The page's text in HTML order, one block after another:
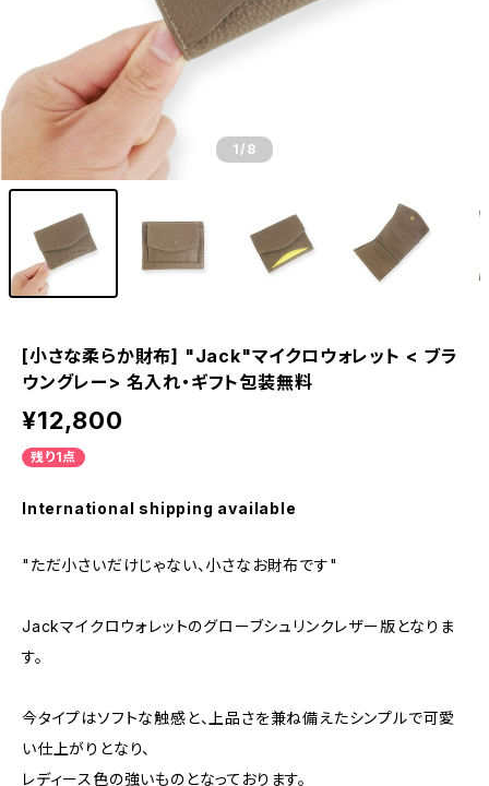
1 /8
[小さな柔らか財布] "Jack"マイクロウォレット < ブラ
ウングレー> 名入れ・ギフト包装無料
¥12,800
残り1点
International shipping available
"ただ小さいだけじゃない、小さなお財布です"
Jackマイクロウォレットのグローブシュリンクレザー版となりま
す。
今タイプはソフトな触感と、上品さを兼ね備えたシンプルで可愛
い仕上がりとなり、
レディース色の強いものとなっております。